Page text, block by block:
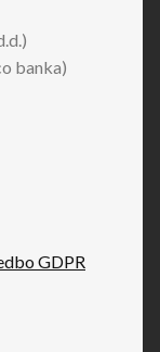
banka)
GDPR